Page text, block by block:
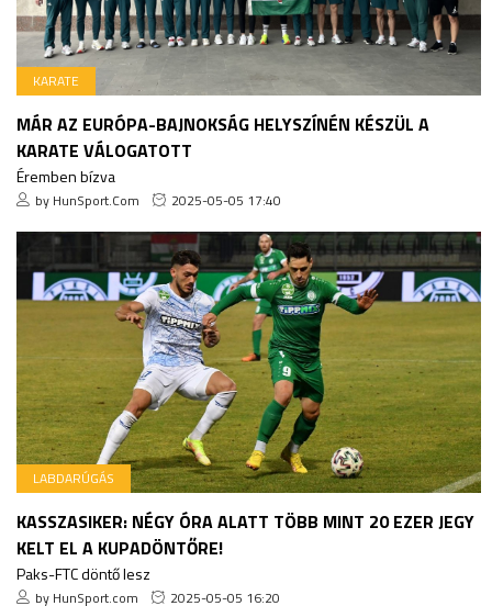
KARATE
MÁR AZ EURÓPA-BAJNOKSÁG HELYSZÍNÉN KÉSZÜL A
KARATE VÁLOGATOTT
Éremben bízva
by HunSport.Com 2025-05-05 17:40
LABDARÚGÁS
KASSZASIKER: NÉGY ÓRA ALATT TÖBB MINT 20 EZER JEGY
KELT EL A KUPADÖNTŐRE!
Paks-FTC döntő lesz
by HunSport.com 2025-05-05 16:20